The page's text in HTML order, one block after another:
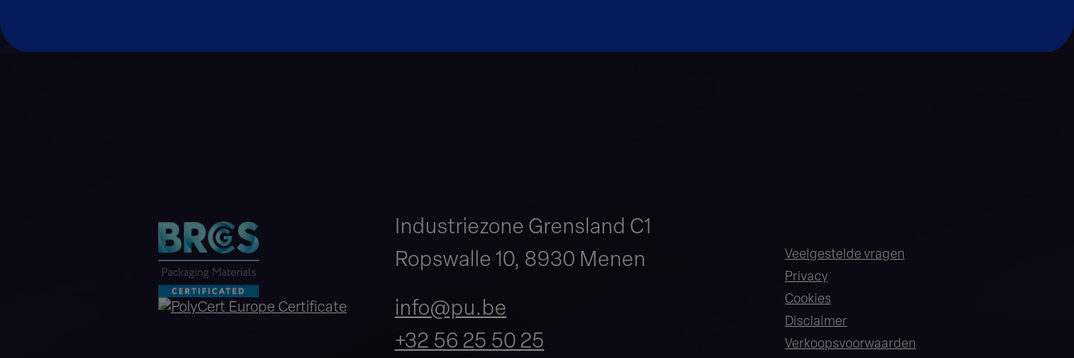
Industriezone Grensland C1
Ropswalle 10, 8930 Menen
info@pu.be
+32 56 25 50 25
Veelgestelde vragen
Privacy
Cookies
Disclaimer
Verkoopsvoorwaarden